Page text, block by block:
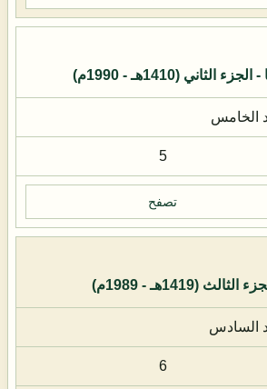
(1410هـ - 1990م)
الخامس
5
تصفح
(1419هـ - 1989م)
السادس
6